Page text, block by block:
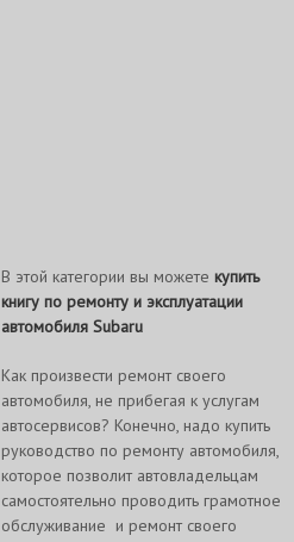
В этой категории вы можете купить
книгу по ремонту и эксплуатации
автомобиля Subaru
Как произвести ремонт своего
автомобиля, не прибегая к услугам
автосервисов? Конечно, надо купить
руководство по ремонту автомобиля,
которое позволит автовладельцам
самостоятельно проводить грамотное
обслуживание и ремонт своего